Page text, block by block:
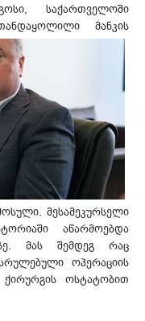
საქართველოში
მანკის
მესამეკურსელი
აწარმოებდა
მას შემდეგ რაც
ოპერაციის
ოსტატობით